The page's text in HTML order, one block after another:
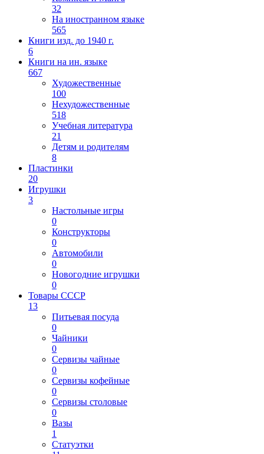
32
На иностранном языке
565
Книги изд. до 1940 г.
6
Книги на ин. языке
667
Художественные
100
Нехудожественные
518
Учебная литература
21
Детям и родителям
8
Пластинки
20
Игрушки
3
Настольные игры
0
Конструкторы
0
Автомобили
0
Новогодние игрушки
0
Товары СССР
13
Питьевая посуда
0
Чайники
0
Сервизы чайные
0
Сервизы кофейные
0
Сервизы столовые
0
Вазы
1
Статуэтки